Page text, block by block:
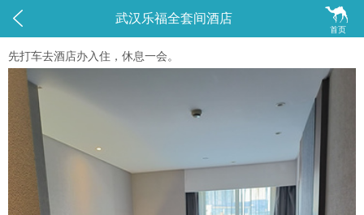
 
首页
武汉乐福全套间酒店
先打车去酒店办入住，休息一会。